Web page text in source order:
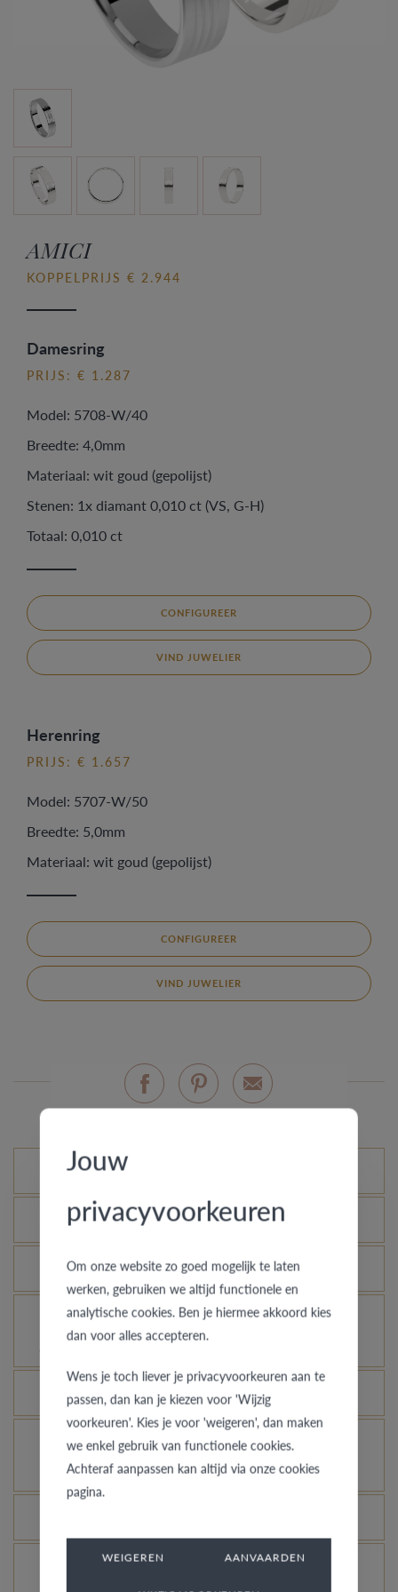
AMICI
KOPPELPRIJS € 2.944
Damesring
PRIJS: € 1.287
Model: 5708-W/40
Breedte: 4,0mm
Materiaal: wit goud (gepolijst)
Stenen: 1x diamant 0,010 ct (VS, G-H)
Totaal: 0,010 ct
CONFIGUREER
VIND JUWELIER
Herenring
PRIJS: € 1.657
Model: 5707-W/50
Breedte: 5,0mm
Materiaal: wit goud (gepolijst)
CONFIGUREER
VIND JUWELIER
Mogelijke varianten
Wat is het echtheidscertificaat?
Hoe blijft je gouden ring er als nieuw uitzien?
Voor welke ringen is de diefstalverzekering
geldig?
Kan elke ring gegraveerd worden?
Hoe kan ik zien hoe de ring er uit ziet in een
andere kleur of breedte?
Hoe vermijd je dat het gerhodineerd wit goud
Jouw
privacyvoorkeuren
Om onze website zo goed mogelijk te laten
werken, gebruiken we altijd functionele en
analytische cookies. Ben je hiermee akkoord kies
dan voor alles accepteren.
Wens je toch liever je privacyvoorkeuren aan te
passen, dan kan je kiezen voor 'Wijzig
voorkeuren'. Kies je voor 'weigeren', dan maken
we enkel gebruik van functionele cookies.
Achteraf aanpassen kan altijd via onze cookies
pagina.
WEIGEREN AANVAARDEN